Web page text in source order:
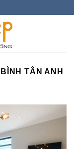
TÂN ANH